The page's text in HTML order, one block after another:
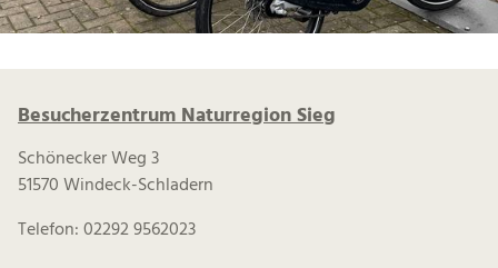
Besucherzentrum Naturregion Sieg
Schönecker Weg 3
51570 Windeck-Schladern
Telefon: 02292 9562023